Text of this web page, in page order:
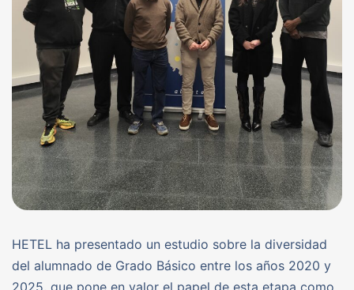
HETEL ha presentado un estudio sobre la diversidad
del alumnado de Grado Básico entre los años 2020 y